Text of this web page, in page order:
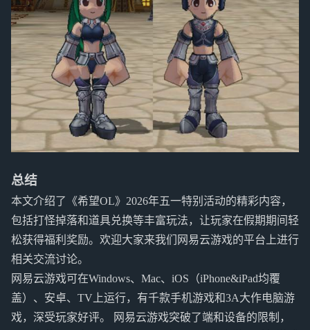
总结
本文介绍了《希望OL》2026年五一特别活动的精彩内容，
包括打怪掉落和道具兑换等丰富玩法，让玩家在假期期间轻
松获得福利奖励。欢迎大家来我们网易云游戏的平台上进行
相关交流讨论。
网易云游戏可在Windows、Mac、iOS（iPhone&iPad均覆
盖）、安卓、TV上运行，有千款手机游戏和3A大作电脑游
戏，深受玩家好评。 网易云游戏突破了端和设备的限制，